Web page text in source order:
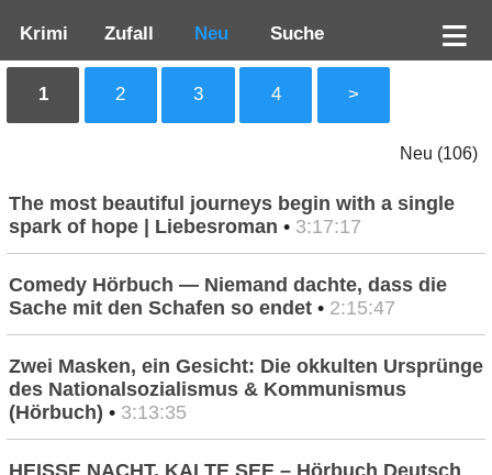
Krimi Zufall Neu Suche
1 2 3 4 >
Neu (106)
The most beautiful journeys begin with a single
spark of hope | Liebesroman • 3:17:17
Comedy Hörbuch — Niemand dachte, dass die
Sache mit den Schafen so endet • 2:15:47
Zwei Masken, ein Gesicht: Die okkulten Ursprünge
des Nationalsozialismus & Kommunismus
(Hörbuch) • 3:13:35